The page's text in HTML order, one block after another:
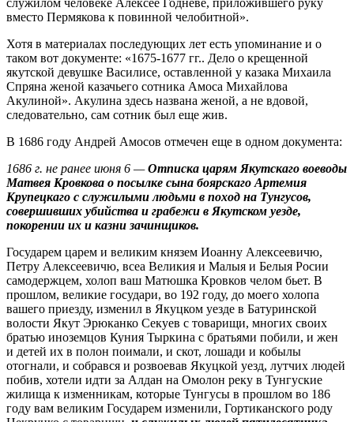
вместо Пермякова к повинной челобитной».
Хотя в материалах последующих лет есть упоминание и о
таком вот документе: «1675-1677 гг.. Дело о крещенной
якутской девушке Василисе, оставленной у казака Михаила
Спряна женой казачьего сотника Амоса Михайлова
Акулиной». Акулина здесь названа женой, а не вдовой,
следовательно, сам сотник был еще жив.
В 1686 году Андрей Амосов отмечен еще в одном документа:
1686 г. не ранее июня 6 —Отписка царям Якутскаго воеводы
Матвея Кровкова о посылке сына боярскаго Артемия
Крупецкаго с служилыми людьми в поход на Тунгусов,
совершивших убийства и грабежи в Якутском уезде,
покорении их и казни зачинщиков.
Государем царем и великим князем Иоанну Алексеевичю,
Петру Алексеевичю, всеа Великия и Малыя и Белыя Росии
самодержцем, холоп ваш Матюшка Кровков челом бьет. В
прошлом, великие государи, во 192 году, до моего холопа
вашего приезду, изменил в Якуцком уезде в Батуринской
волости Якут Эрюканко Секуев с товарищи, многих своих
братью иноземцов Куния Тыркина с братьями побили, и жен
и детей их в полон поимали, и скот, лошади и кобылы
отогнали, и собрався и розвоевав Якуцкой уезд, лутчих людей
побив, хотели идти за Алдан на Омолон реку в Тунгуские
жилища к изменникам, которые Тунгусы в прошлом во 186
году вам великим Государем изменили, Гортиканского роду